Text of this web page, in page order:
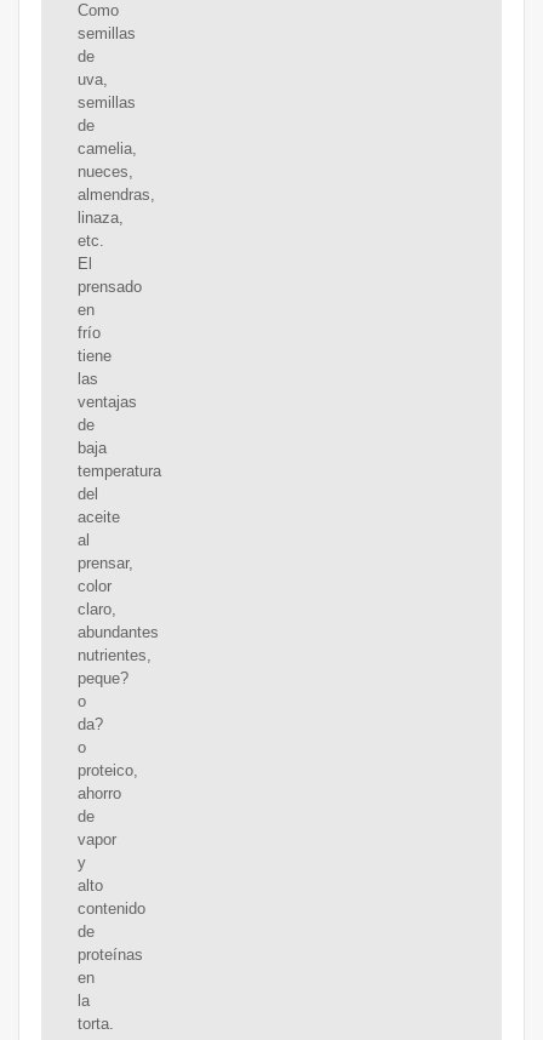
Como
semillas
de
uva,
semillas
de
camelia,
nueces,
almendras,
linaza,
etc.
El
prensado
en
frío
tiene
las
ventajas
de
baja
temperatura
del
aceite
al
prensar,
color
claro,
abundantes
nutrientes,
peque?
o
da?
o
proteico,
ahorro
de
vapor
y
alto
contenido
de
proteínas
en
la
torta.